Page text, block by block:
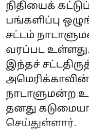
நிதியைக்
பங்களிப்பு
சட்டம்
வரப்பட உள்ளது.
இந்தச்
அமெரிக்காவின்
நாடாளுமன்ற
தனது
செய்துள்ளார்.